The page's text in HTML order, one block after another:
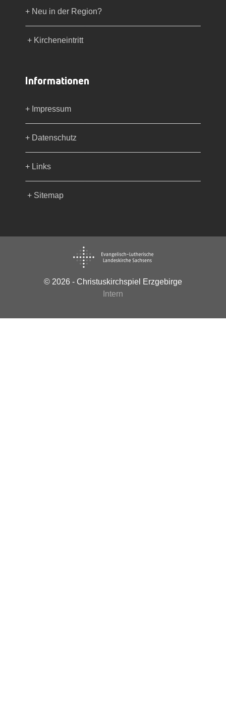
+ Neu in der Region?
+ Kircheneintritt
Informationen
+ Impressum
+ Datenschutz
+ Links
+ Sitemap
© 2026 - Christuskirchspiel Erzgebirge
Intern